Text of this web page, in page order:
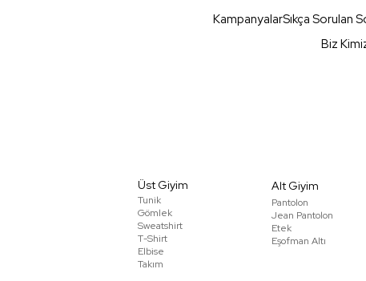
KampanyalarSıkça Sorulan
Biz
Üst Giyim
Tunik
Gömlek
Sweatshirt
T-Shirt
Elbise
Takım
Alt Giyim
Pantolon
Jean Pantolon
Etek
Eşofman Altı